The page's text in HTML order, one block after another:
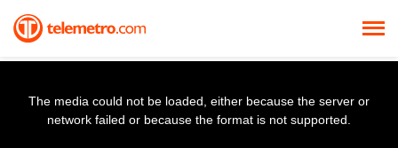
The media could not be loaded, either because the server or
network failed or because the format is not supported.